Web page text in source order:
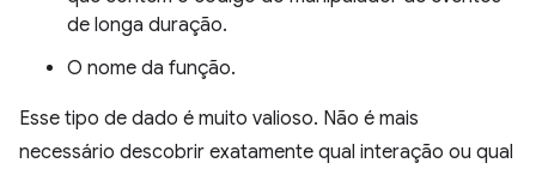
de longa duração.
O nome da função.
Esse tipo de dado é muito valioso. Não é mais
necessário descobrir exatamente qual interação ou qual